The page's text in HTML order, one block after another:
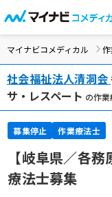
マイナビコメディカル
社会福祉法人清洞会
サ・レスペート の作
募集停止 作業療法士
【岐阜県／各
療法士募集